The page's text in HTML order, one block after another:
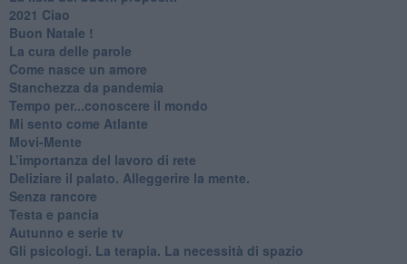
2021 Ciao
Buon Natale !
​La cura delle parole
​Come nasce un amore
Stanchezza da pandemia
​Tempo per...conoscere il mondo
​Mi sento come Atlante
​Movi-Mente
​L’importanza del lavoro di rete
​Deliziare il palato. Alleggerire la mente.
​Senza rancore
​Testa e pancia
​Autunno e serie tv
​Gli psicologi. La terapia. La necessità di spazio